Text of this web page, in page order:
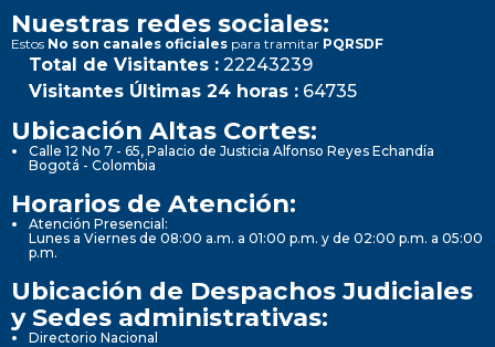
Nuestras redes sociales:
Estos No son canales oficiales para tramitar PQRSDF
Total de Visitantes : 22243239
Visitantes Últimas 24 horas : 64735
Ubicación Altas Cortes:
Calle 12 No 7 - 65, Palacio de Justicia Alfonso Reyes Echandía
Bogotá - Colombia
Horarios de Atención:
Atención Presencial:
Lunes a Viernes de 08:00 a.m. a 01:00 p.m. y de 02:00 p.m. a 05:00
p.m.
Ubicación de Despachos Judiciales
y Sedes administrativas:
Directorio Nacional